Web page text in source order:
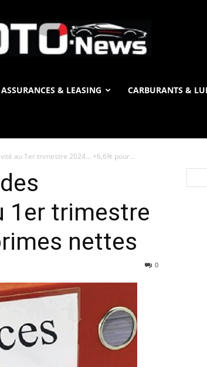
OTO
ASSURANCES & LEASING CARBURANTS &
au 1er trimestre 2024… +6,6% pour...
1er trimestre
nettes
0